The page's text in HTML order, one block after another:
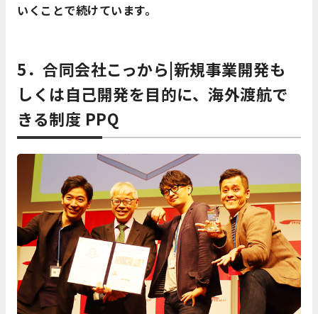
いくことで続けています。
5．合同会社こっから|新規事業開発も
しくは自己開発を目的に、海外渡航で
きる制度 PPQ